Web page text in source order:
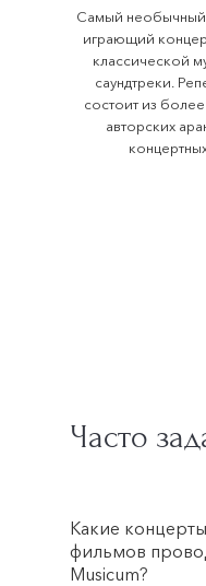
Самый необычный
играющий
классической
саундтреки.
состоит из
авторских
Часто
Какие
фильмов
Musicum?